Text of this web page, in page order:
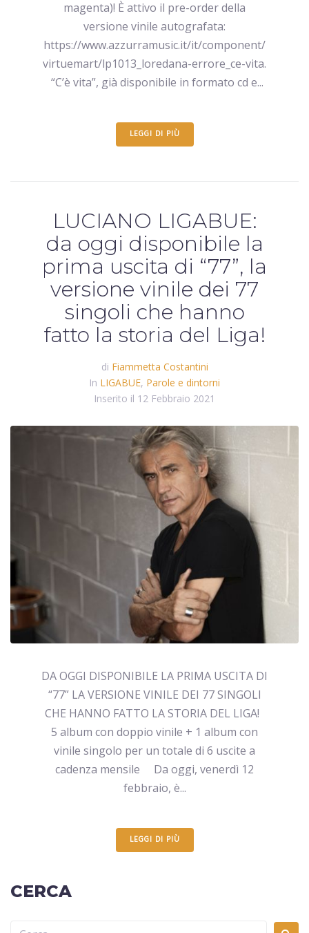
magenta)! È attivo il pre-order della
versione vinile autografata:
https://www.azzurramusic.it/it/component/
virtuemart/lp1013_loredana-errore_ce-vita.
“C’è vita”, già disponibile in formato cd e...
LEGGI DI PIÙ
LUCIANO LIGABUE:
da oggi disponibile la
prima uscita di “77”, la
versione vinile dei 77
singoli che hanno
fatto la storia del Liga!
di Fiammetta Costantini
In LIGABUE, Parole e dintorni
Inserito il 12 Febbraio 2021
DA OGGI DISPONIBILE LA PRIMA USCITA DI
“77” LA VERSIONE VINILE DEI 77 SINGOLI
CHE HANNO FATTO LA STORIA DEL LIGA!
5 album con doppio vinile + 1 album con
vinile singolo per un totale di 6 uscite a
cadenza mensile Da oggi, venerdì 12
febbraio, è...
LEGGI DI PIÙ
CERCA